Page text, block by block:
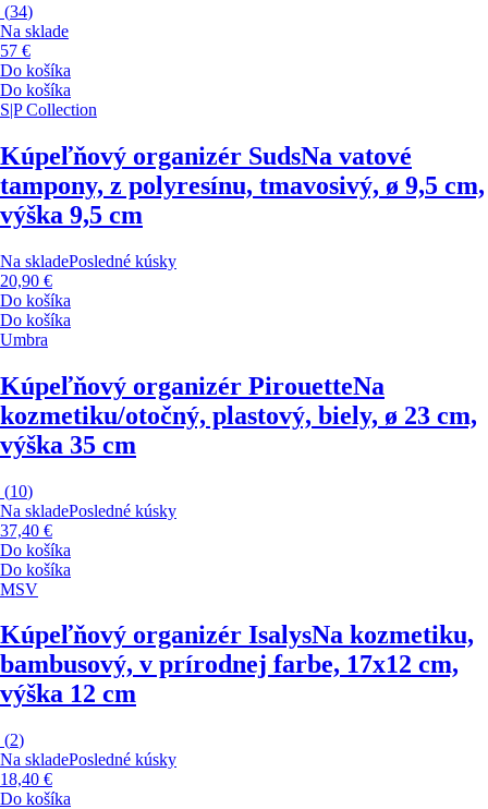
(34)
Na sklade
57 €
Do košíka
Do košíka
S|P Collection
Kúpeľňový organizér SudsNa vatové
tampony, z polyresínu, tmavosivý, ø 9,5 cm,
výška 9,5 cm
Na skladePosledné kúsky
20,90 €
Do košíka
Do košíka
Umbra
Kúpeľňový organizér PirouetteNa
kozmetiku/otočný, plastový, biely, ø 23 cm,
výška 35 cm
(10)
Na skladePosledné kúsky
37,40 €
Do košíka
Do košíka
MSV
Kúpeľňový organizér IsalysNa kozmetiku,
bambusový, v prírodnej farbe, 17x12 cm,
výška 12 cm
(2)
Na skladePosledné kúsky
18,40 €
Do košíka